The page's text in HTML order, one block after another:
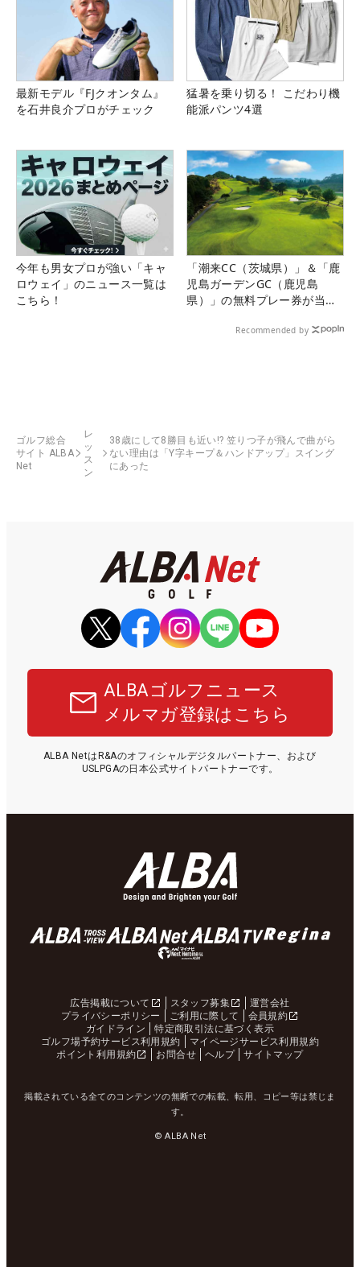
最新モデル『FJクオンタム』
を石井良介プロがチェック
猛暑を乗り切る！ こだわり機
能派パンツ4選
今年も男女プロが強い「キャ
ロウェイ」のニュース一覧は
こちら！
「潮来CC（茨城県）」＆「鹿
児島ガーデンGC（鹿児島
県）」の無料プレー券が当た
Recommended by
ゴルフ総合
サイト ALBA
Net
レ
ッ
ス
ン
38歳にして8勝目も近い!? 笠りつ子が飛んで曲がら
ない理由は「Y字キープ＆ハンドアップ」スイング
にあった
ALBAゴルフニュース
メルマガ登録はこちら
ALBA NetはR&Aのオフィシャルデジタルパートナー、および
USLPGAの日本公式サイトパートナーです。
広告掲載について スタッフ募集
運営会社
プライバシーポリシー
ご利用に際して
会員規約
ガイドライン
特定商取引法に基づく表示
ゴルフ場予約サービス利用規約
マイページサービス利用規約
ポイント利用規約
お問合せ ヘルプ サイトマップ
掲載されている全てのコンテンツの無断での転載、転用、コピー等は禁じま
す。
© ALBA Net